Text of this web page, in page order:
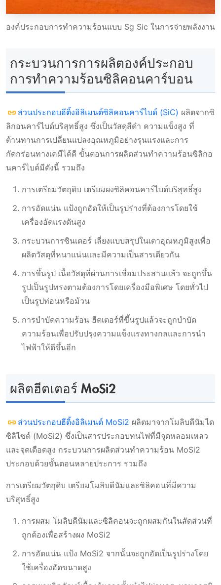
องค์ประกอบการทําความร้อนแบบ Sg Sic ในการจ่ายพลังงาน
กระบวนการการผลิตองค์ประกอบ
การทำความร้อนซิลิคอนคาร์บอน
ส่วนประกอบฮีติ้งอิลิเมนต์ซิลิคอนคาร์ไบด์ (SiC) ผลิตจากซิ
ลิกอนคาร์ไบด์บริสุทธิ์สูง ซึ่งเป็นวัสดุสีดํา ความแข็งสูง ที่
ต้านทานการเปลี่ยนแปลงอุณหภูมิอย่างรุนแรงและการ
กัดกร่อนทางเคมีได้ดี ขั้นตอนการผลิตส่วนทําความร้อนซิลิกอ
นคาร์ไบด์มีดังนี้ รวมถึง
การเตรียมวัตถุดิบ เตรียมผงซิลิคอนคาร์ไบด์บริสุทธิ์สูง
การอัดแน่น แป้งถูกอัดให้เป็นรูปร่างที่ต้องการโดยใช้
เครื่องอัดแรงดันสูง
กระบวนการซินเตอร์ เลี่ยงแบบสรุปในเตาอุณหภูมิสูงเพื่อ
ผลิตวัสดุที่หนาแน่นและมีความเป็นสารเดียวกัน
การขึ้นรูป เนื้อวัสดุที่ผ่านการเชื่อมประสานแล้ว จะถูกขึ้น
รูปเป็นรูปทรงตามต้องการโดยเครื่องมือพิเศษ โดยทั่วไป
เป็นรูปท่อนหรือม้วน
การบําบัดความร้อน ฮีตเตอร์ที่ขึ้นรูปแล้วจะถูกบําบัด
ความร้อนเพื่อปรับปรุงความแข็งแรงทางกลและการนํา
ไฟฟ้าให้ดีขึ้นอีก
ผลิตฮีตเตอร์ MoSi2
ส่วนประกอบฮีติ้งอิลิเมนต์ MoSi2 ผลิตมาจากโมลิบดีนัมได
ซิลิไซด์ (MoSi2) ซึ่งเป็นสารประกอบทนไฟที่มีจุดหลอมเหลว
และจุดเดือดสูง กระบวนการผลิตส่วนทําความร้อน MoSi2
ประกอบด้วยขั้นตอนหลายประการ รวมถึง
การเตรียมวัตถุดิบ เตรียมโมลิบดีนัมและซิลิคอนที่มีความ
บริสุทธิ์สูง
การผสม โมลิบดีนัมและซิลิคอนจะถูกผสมกันในสัดส่วนที่
ถูกต้องเพื่อสร้างผง MoSi2
การอัดแน่น แป้ง MoSi2 จากนั้นจะถูกอัดเป็นรูปร่างโดย
ใช้เครื่องอัดขนาดสูง